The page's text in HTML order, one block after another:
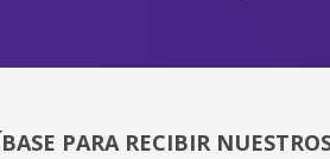
PARA RECIBIR